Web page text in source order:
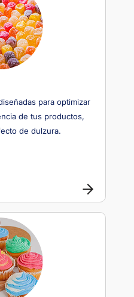
para optimizar
de tus productos,
de dulzura.